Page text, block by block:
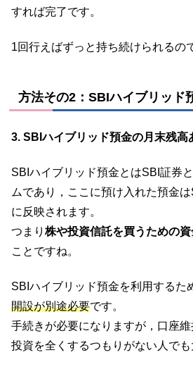
すれば完了です。
1回行えばずっと持ち続けられるの
方法その2：SBIハイブリッド
3. SBIハイブリッド預金の月末残高
SBIハイブリッド預金とはSBI証券
ムであり，ここに預け入れた預金
に反映されます。
つまり 株や投資信託を買うための
ことですね。
SBIハイブリッド預金を利用するた
開設が別途必要です。
手続きが必要になりますが，口座
投資を全くするつもりがない人でも